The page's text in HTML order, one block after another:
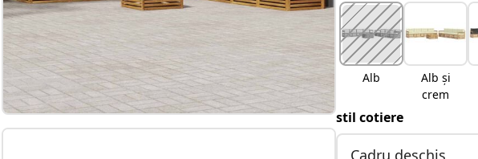
Alb
Alb și
crem
stil cotiere
Cadru deschis